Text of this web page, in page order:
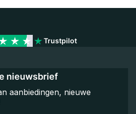
Trustpilot
nieuwsbrief
aanbiedingen, nieuwe